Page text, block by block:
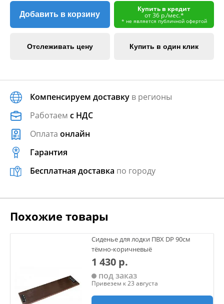
Добавить в корзину
Купить в кредит
от 36 р./мес.*
* не является публичной офертой
Отслеживать цену Купить в один клик
Компенсируем доставку в регионы
Работаем с НДС
Оплата онлайн
Гарантия
Бесплатная доставка по городу
Похожие товары
Сиденье для лодки ПВХ DP 90см
тёмно-коричневыё
1 430 р.
под заказ
Привезем к 23 августа